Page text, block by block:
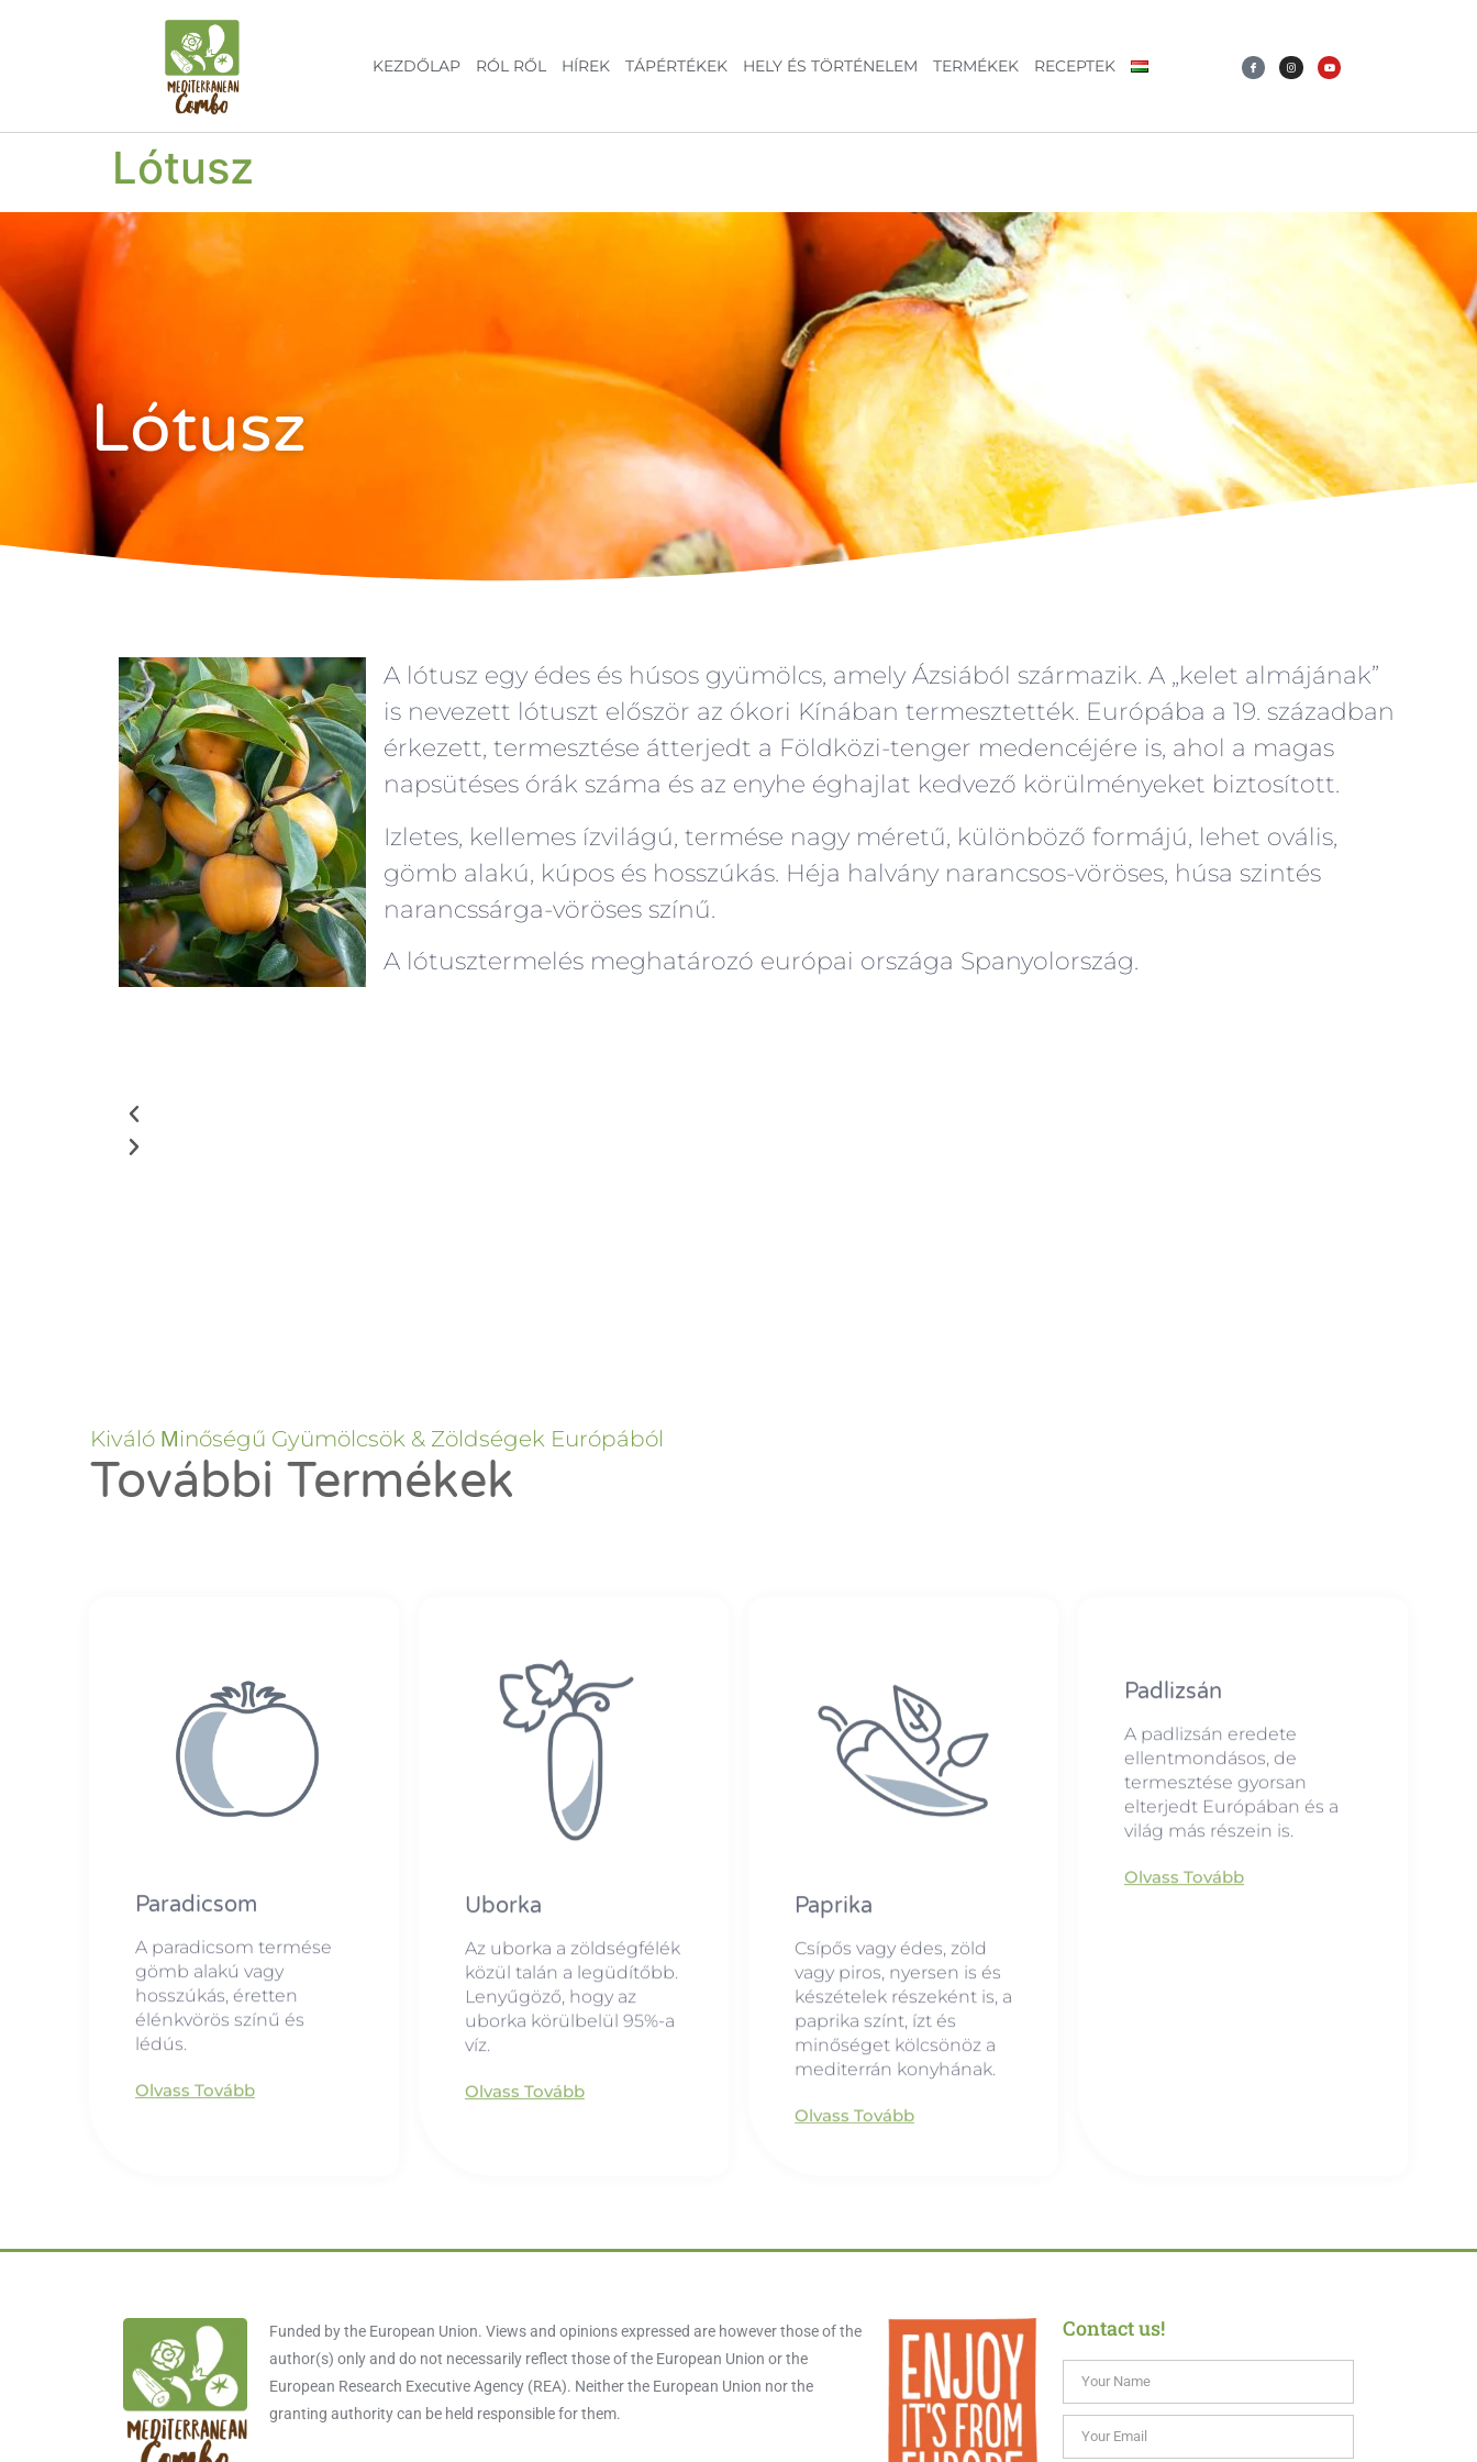
KEZDŐLAP RÓL RŐL HÍREK TÁPÉRTÉKEK HELY ÉS TÖRTÉNELEM TERMÉKEK RECEPTEK
Lótusz
Lótusz
A lótusz egy édes és húsos gyümölcs, amely Ázsiából származik. A „kelet almájának”
is nevezett lótuszt először az ókori Kínában termesztették. Európába a 19. században
érkezett, termesztése átterjedt a Földközi-tenger medencéjére is, ahol a magas
napsütéses órák száma és az enyhe éghajlat kedvező körülményeket biztosított.
Izletes, kellemes ízvilágú, termése nagy méretű, különböző formájú, lehet ovális,
gömb alakú, kúpos és hosszúkás. Héja halvány narancsos-vöröses, húsa szintés
narancssárga-vöröses színű.
A lótusztermelés meghatározó európai országa Spanyolország.
Kiváló Μinőségű Gyümölcsök & Zöldségek Európából
További Termékek
Paradicsom
A paradicsom termése
gömb alakú vagy
hosszúkás, éretten
élénkvörös színű és
lédús.
Olvass Tovább
Uborka
Az uborka a zöldségfélék
közül talán a legüdítőbb.
Lenyűgöző, hogy az
uborka körülbelül 95%-a
víz.
Olvass Tovább
Paprika
Csípős vagy édes, zöld
vagy piros, nyersen is és
készételek részeként is, a
paprika színt, ízt és
minőséget kölcsönöz a
mediterrán konyhának.
Olvass Tovább
Padlizsán
A padlizsán eredete
ellentmondásos, de
termesztése gyorsan
elterjedt Európában és a
világ más részein is.
Olvass Tovább
Funded by the European Union. Views and opinions expressed are however those of the
author(s) only and do not necessarily reflect those of the European Union or the
European Research Executive Agency (REA). Neither the European Union nor the
granting authority can be held responsible for them.
Contact us!